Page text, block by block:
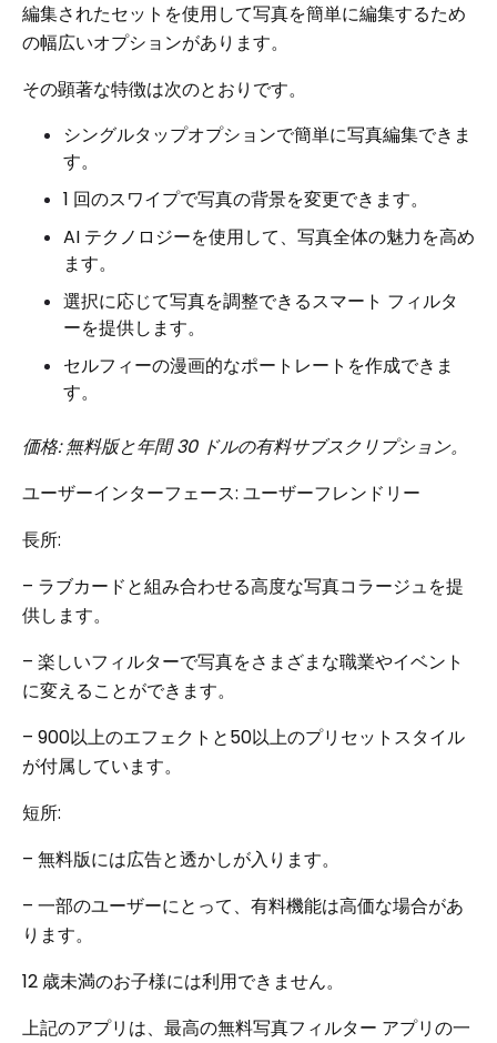
編集されたセットを使用して写真を簡単に編集するため
の幅広いオプションがあります。
その顕著な特徴は次のとおりです。
シングルタップオプションで簡単に写真編集できま
す。
1 回のスワイプで写真の背景を変更できます。
AI テクノロジーを使用して、写真全体の魅力を高め
ます。
選択に応じて写真を調整できるスマート フィルタ
ーを提供します。
セルフィーの漫画的なポートレートを作成できま
す。
価格: 無料版と年間 30 ドルの有料サブスクリプション。
ユーザーインターフェース: ユーザーフレンドリー
長所:
– ラブカードと組み合わせる高度な写真コラージュを提
供します。
– 楽しいフィルターで写真をさまざまな職業やイベント
に変えることができます。
– 900以上のエフェクトと50以上のプリセットスタイル
が付属しています。
短所:
– 無料版には広告と透かしが入ります。
– 一部のユーザーにとって、有料機能は高価な場合があ
ります。
12 歳未満のお子様には利用できません。
上記のアプリは、最高の無料写真フィルター アプリの一